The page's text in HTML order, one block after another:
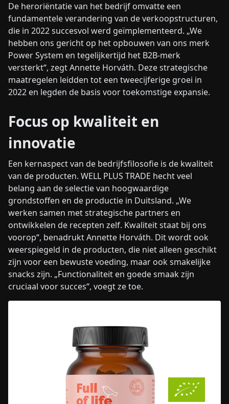
De heroriëntatie van het bedrijf omvatte een
fundamentele verandering van de verkoopstructuren,
die in 2022 succesvol werd geïmplementeerd. „We
hebben ons gericht op het opbouwen van ons merk
Power System en tegelijkertijd het B2B-merk
versterkt“, zegt Annette Horváth. Deze strategische
maatregelen leidden tot een tweecijferige groei in
2022 en legden de basis voor toekomstige expansie.
Focus op kwaliteit en
innovatie
Een kernaspect van de bedrijfsfilosofie is de kwaliteit
van de producten. WELL PLUS TRADE hecht veel
belang aan de selectie van hoogwaardige
grondstoffen en de productie in Duitsland. „We
werken samen met strategische partners en
ontwikkelen de recepten zelf. Kwaliteit staat bij ons
voorop“, benadrukt Annette Horváth. Dit wordt ook
weerspiegeld in de producten, die niet alleen geschikt
zijn voor een bewuste voeding, maar ook smakelijke
snacks zijn. „Functionaliteit en goede smaak zijn
cruciaal voor succes“, voegt ze toe.